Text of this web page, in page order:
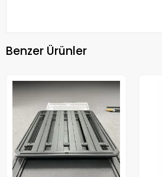
Benzer Ürünler